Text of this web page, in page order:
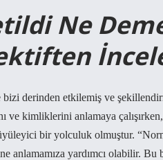
Ne
bizi derinden etkilemiş ve
ve kimliklerini anlamaya
bir yolculuk olmuştur.
anlamamıza yardımcı olabilir.